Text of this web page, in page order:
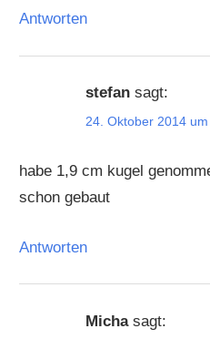
Antworten
stefan sagt:
24. Oktober 2014
habe 1,9 cm kugel
schon gebaut
Antworten
Micha sagt: